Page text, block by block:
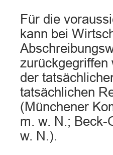
Für die
kann bei
zurückgegriffen
der
tatsächlichen
(Münchener
m. w. N.; Beck-
w. N.).